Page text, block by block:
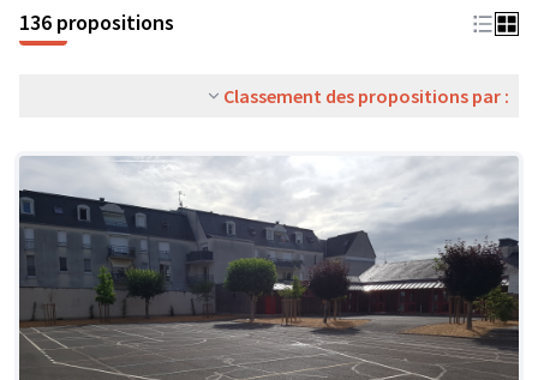
136 propositions
Classement des propositions par :